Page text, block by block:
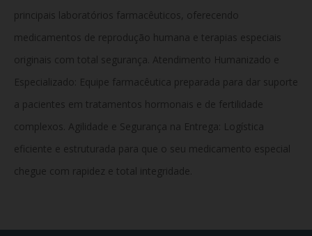
principais laboratórios farmacêuticos, oferecendo
medicamentos de reprodução humana e terapias especiais
originais com total segurança. Atendimento Humanizado e
Especializado: Equipe farmacêutica preparada para dar suporte
a pacientes em tratamentos hormonais e de fertilidade
complexos. Agilidade e Segurança na Entrega: Logística
eficiente e estruturada para que o seu medicamento especial
chegue com rapidez e total integridade.